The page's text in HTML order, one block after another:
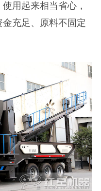
用起来相当省心，
充足、原料不固定